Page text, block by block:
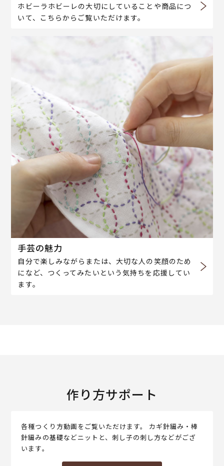
ホビーラホビーレの大切にしていることや商品につ
いて、こちらからご覧いただけます。
手芸の魅力
自分で楽しみながらまたは、大切な人の笑顔のため
になど、つくってみたいという気持ちを応援してい
ます。
作り方サポート
各種つくり方動画をご覧いただけます。 カギ針編み・棒
針編みの基礎などニットと、刺し子の刺し方などがござ
います。